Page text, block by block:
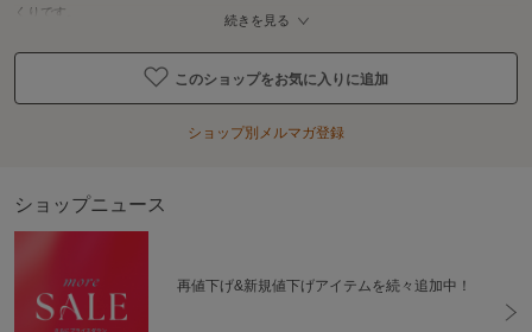
くりです。
続きを見る
このショップをお気に入りに追加
ショップ別メルマガ登録
ショップニュース
再値下げ&新規値下げアイテムを続々追加中！